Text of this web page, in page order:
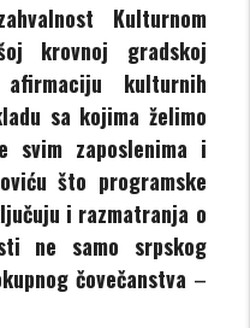
Kulturnom
krovnoj gradskoj
kulturnih
sa kojima želimo
svim zaposlenima i
što programske
i razmatranja o
ne samo srpskog
čovečanstva –